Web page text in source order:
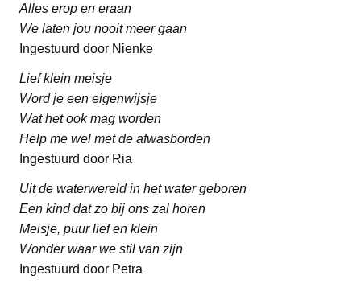
Alles erop en eraan
We laten jou nooit meer gaan
Ingestuurd door Nienke
Lief klein meisje
Word je een eigenwijsje
Wat het ook mag worden
Help me wel met de afwasborden
Ingestuurd door Ria
Uit de waterwereld in het water geboren
Een kind dat zo bij ons zal horen
Meisje, puur lief en klein
Wonder waar we stil van zijn
Ingestuurd door Petra